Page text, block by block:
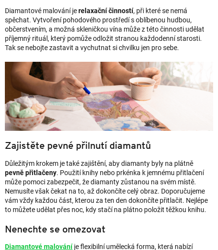
Diamantové malování jerelaxační činností, při které se nemá
spěchat. Vytvoření pohodového prostředí s oblíbenou hudbou,
občerstvením, a možná skleničkou vína může z této činnosti udělat
příjemný rituál, který pomůže odložit stranou každodenní starosti.
Tak se nebojte zastavit a vychutnat si chvilku jen pro sebe.
Zajistěte pevné přilnutí diamantů
Důležitým krokem je také zajištění, aby diamanty byly na plátně
pevně přitlačeny. Použití knihy nebo prkénka k jemnému přitlačení
může pomoci zabezpečit, že diamanty zůstanou na svém místě.
Nemusíte však čekat na to, až dokončíte celý obraz. Doporučujeme
vám vždy každou část, kterou za ten den dokončíte přitlačit. Nejlépe
to můžete udělat přes noc, kdy stačí na plátno položit těžkou knihu.
Nenechte se omezovat
Diamantové malováníje flexibilní umělecká forma, která nabízí